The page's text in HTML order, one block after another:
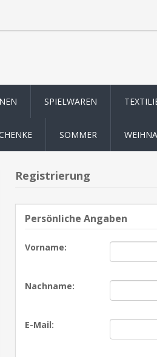
SPIELWAREN
SOMMER
Registrierung
Persönliche Angaben
Vorname:
Nachname:
E-Mail: